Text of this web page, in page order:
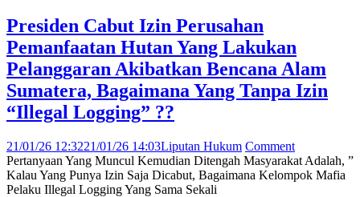
Presiden Cabut Izin Perusahan
Pemanfaatan Hutan Yang Lakukan
Pelanggaran Akibatkan Bencana Alam
Sumatera, Bagaimana Yang Tanpa Izin
“Illegal Logging” ??
21/01/26 12:3221/01/26 14:03Liputan Hukum Comment
Pertanyaan Yang Muncul Kemudian Ditengah Masyarakat Adalah, ”
Kalau Yang Punya Izin Saja Dicabut, Bagaimana Kelompok Mafia
Pelaku Illegal Logging Yang Sama Sekali